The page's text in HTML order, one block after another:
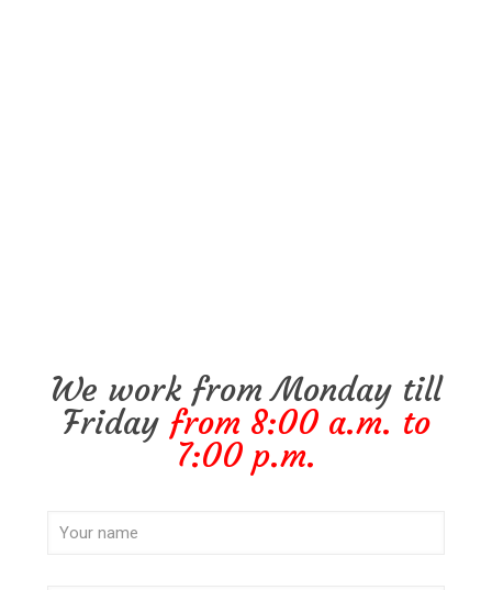
We work from Monday till
Friday from 8:00 a.m. to
7:00 p.m.